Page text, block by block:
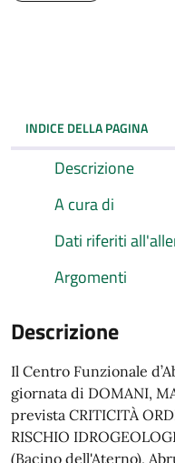
INDICE DELLA PAGINA
Descrizione
A cura di
Dati riferiti
Argomenti
Descrizione
Il Centro Funzionale
giornata di DOMANI,
prevista CRITICITÀ
RISCHIO
(Bacino dell'Aterno),